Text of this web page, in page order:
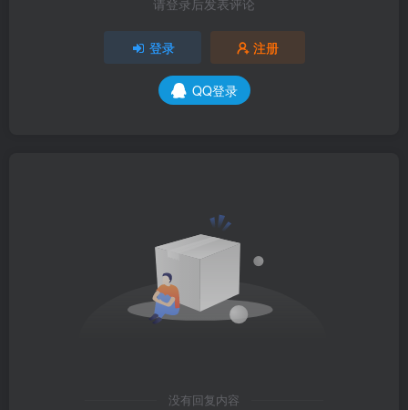
请登录后发表评论
登录 注册
QQ登录
没有回复内容